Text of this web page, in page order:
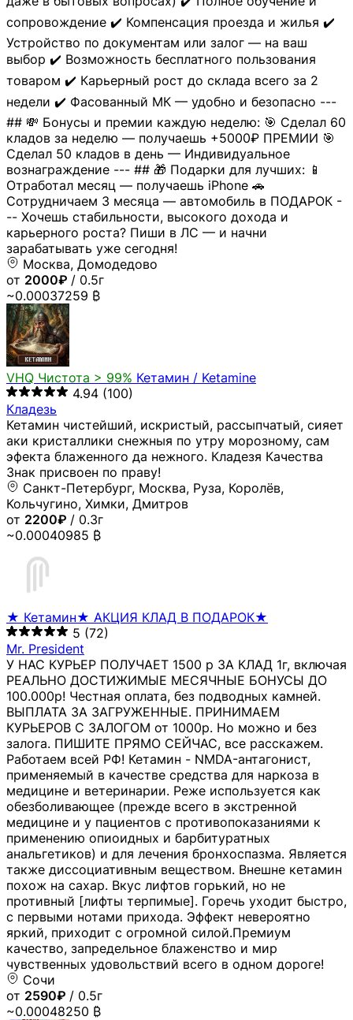
сопровождение ✔️ Компенсация проезда и жилья ✔️
Устройство по документам или залог — на ваш
выбор ✔️ Возможность бесплатного пользования
товаром ✔️ Карьерный рост до склада всего за 2
недели ✔️ Фасованный МК — удобно и безопасно ---
## 💸 Бонусы и премии каждую неделю: 🎯 Сделал 60
кладов за неделю — получаешь +5000₽ ПРЕМИИ 🎯
Сделал 50 кладов в день — Индивидуальное
вознаграждение --- ## 🎁 Подарки для лучших: 📱
Отработал месяц — получаешь iPhone 🚗
Сотрудничаем 3 месяца — автомобиль в ПОДАРОК -
-- Хочешь стабильности, высокого дохода и
карьерного роста? Пиши в ЛС — и начни
зарабатывать уже сегодня!
Москва, Домодедово
от 2000₽ / 0.5г
~0.00037259 ₿
VHQ Чистота > 99% Кетамин / Ketamine
4.94 (100)
Кладезь
Кетамин чистейший, искристый, рассыпчатый, сияет
аки кристаллики снежныя по утру морозному, сам
эфекта блаженного да нежного. Кладезя Качества
Знак присвоен по праву!
Санкт-Петербург, Москва, Руза, Королёв,
Кольчугино, Химки, Дмитров
от 2200₽ / 0.3г
~0.00040985 ₿
★ Кетамин★ АКЦИЯ КЛАД В ПОДАРОК★
5 (72)
Mr. President
У НАС КУРЬЕР ПОЛУЧАЕТ 1500 р ЗА КЛАД 1г, включая
РЕАЛЬНО ДОСТИЖИМЫЕ МЕСЯЧНЫЕ БОНУСЫ ДО
100.000р! Честная оплата, без подводных камней.
ВЫПЛАТА ЗА ЗАГРУЖЕННЫЕ. ПРИНИМАЕМ
КУРЬЕРОВ С ЗАЛОГОМ от 1000р. Но можно и без
залога. ПИШИТЕ ПРЯМО СЕЙЧАС, все расскажем.
Работаем всей РФ! Кетамин - NMDA-антагонист,
применяемый в качестве средства для наркоза в
медицине и ветеринарии. Реже используется как
обезболивающее (прежде всего в экстренной
медицине и у пациентов с противопоказаниями к
применению опиоидных и барбитуратных
анальгетиков) и для лечения бронхоспазма. Является
также диссоциативным веществом. Внешне кетамин
похож на сахар. Вкус лифтов горький, но не
противный [лифты терпимые]. Горечь уходит быстро,
с первыми нотами прихода. Эффект невероятно
яркий, приходит с огромной силой.Премиум
качество, запредельное блаженство и мир
чувственных удовольствий всего в одном дороге!
Сочи
от 2590₽ / 0.5г
~0.00048250 ₿